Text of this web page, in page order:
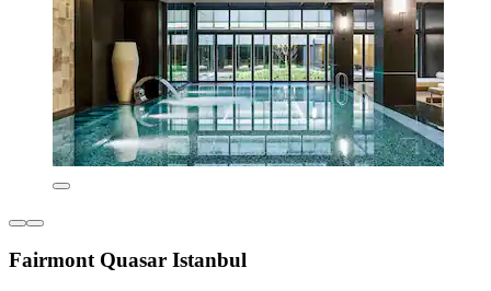
Fairmont Quasar Istanbul